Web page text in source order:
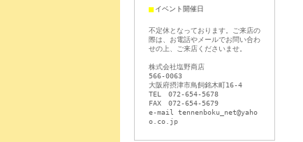
■ イベント開催日
不定休となっております。ご来店の
際は、お電話やメールでお問い合わ
せの上、ご来店くださいませ。
株式会社塩野商店
566-0063
大阪府摂津市鳥飼銘木町16-4
TEL 072-654-5678
FAX 072-654-5679
e-mail tennenboku_net@yaho
o.co.jp